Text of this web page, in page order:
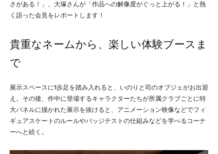
さがある！」、大塚さんが「作品への解像度がぐっと上がる！」と熱
く語った会見をレポートします！
貴重なネームから、楽しい体験ブースま
で
展示スペースに1歩足を踏み入れると、いのりと司のオブジェがお出迎
え。その後、作中に登場するキャラクターたちが所属クラブごとに特
大パネルに描かれた展示を抜けると、アニメーション映像などでフィ
ギュアスケートのルールやバッジテストの仕組みなどを学べるコーナ
ーへと続く。